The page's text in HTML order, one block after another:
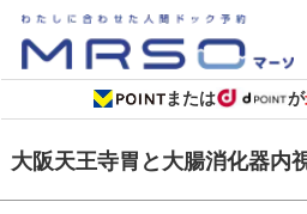
または が
大阪天王寺胃と大腸消化器内